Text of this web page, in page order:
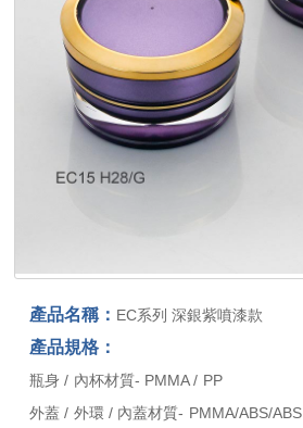
產品名稱： EC系列 深銀紫噴漆款
產品規格：
瓶身 / 內杯材質- PMMA / PP
外蓋 / 外環 / 內蓋材質- PMMA/ABS/ABS